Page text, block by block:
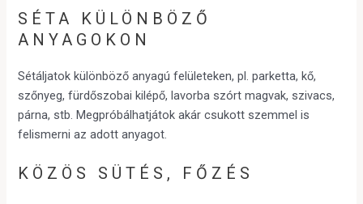
SÉTA KÜLÖNBÖZŐ
ANYAGOKON
Sétáljatok különböző anyagú felületeken, pl. parketta, kő,
szőnyeg, fürdőszobai kilépő, lavorba szórt magvak, szivacs,
párna, stb. Megpróbálhatjátok akár csukott szemmel is
felismerni az adott anyagot.
KÖZÖS SÜTÉS, FŐZÉS